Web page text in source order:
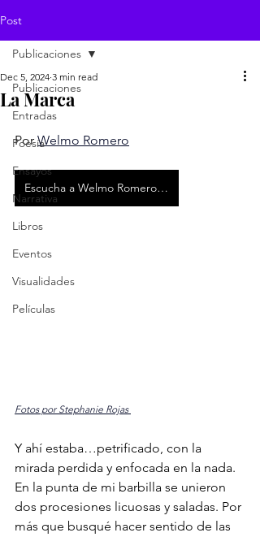
Post
Publicaciones
Entradas
Poesía
Ensayos
Narrativa
Libros
Eventos
Visualidades
Películas
Publicaciones
La Marca
Dec 5, 2024 3 min read
Por Welmo Romero
Escucha a Welmo Romero narrar La Marca
Fotos por Stephanie Rojas
Y ahí estaba…petrificado, con la
mirada perdida y enfocada en la nada.
En la punta de mi barbilla se unieron
dos procesiones licuosas y saladas. Por
más que busqué hacer sentido de las